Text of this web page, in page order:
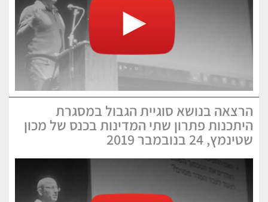
הרצאה בנושא סוגיית הגבול במסגרת
היתכנות פתרון שתי המדינות בכנס של מכון
שטינמץ, 24 בנובמבר 2019